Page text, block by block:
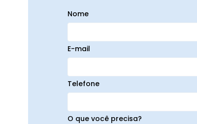
Nome
E-mail
Telefone
O que você precisa?